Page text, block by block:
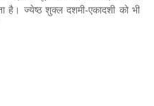
है। ज्येष्ठ शुक्ल दशमी-एकादशी को भी